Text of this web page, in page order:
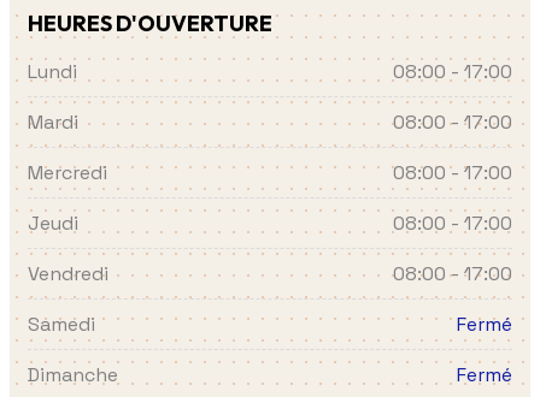
HEURES D'OUVERTURE
Lundi
08:00 - 17:00
Mardi
08:00 - 17:00
Mercredi
08:00 - 17:00
Jeudi
08:00 - 17:00
Vendredi
08:00 - 17:00
Samedi
Fermé
Dimanche
Fermé